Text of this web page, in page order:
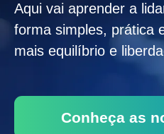
Aqui vai aprender a
forma simples, prática
mais equilíbrio e
Conheça as